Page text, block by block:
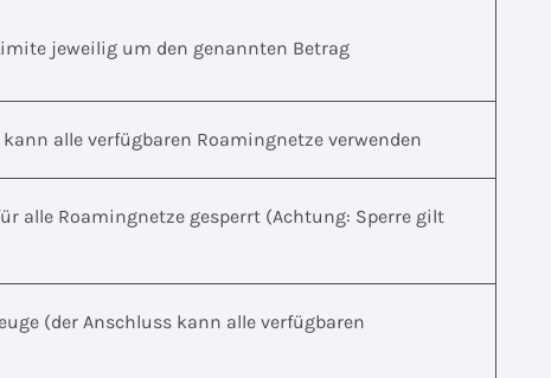
jeweilig um den genannten Betrag
alle verfügbaren Roamingnetze verwenden
alle Roamingnetze gesperrt (Achtung: Sperre gilt
(der Anschluss kann alle verfügbaren